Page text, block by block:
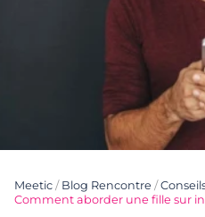
Meetic / Blog Rencontre /
Comment aborder une fille sur